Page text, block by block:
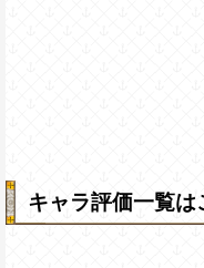
キャラ評価一覧は